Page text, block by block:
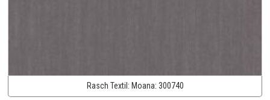
Rasch Textil: Moana: 300740